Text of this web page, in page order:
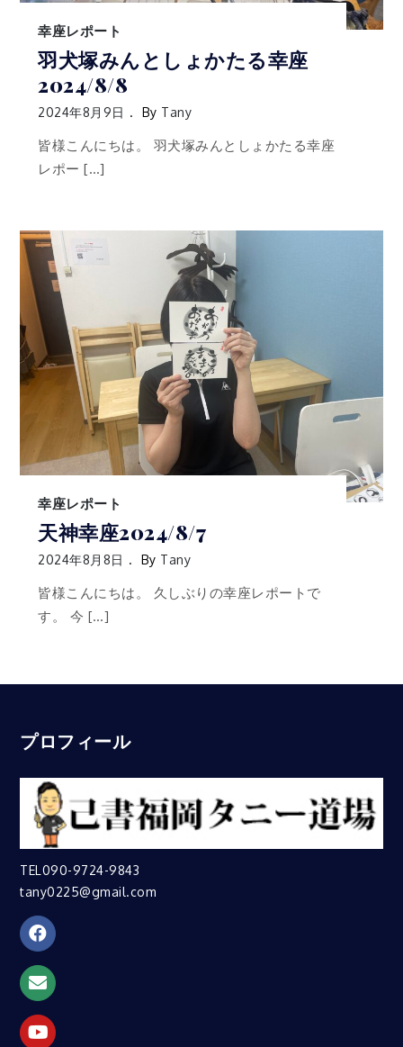
幸座レポート
羽犬塚みんとしょかたる幸座
2024/8/8
2024年8月9日 By Tany
皆様こんにちは。 羽犬塚みんとしょかたる幸座
レポー […]
幸座レポート
天神幸座2024/8/7
2024年8月8日 By Tany
皆様こんにちは。 久しぶりの幸座レポートで
す。 今 […]
プロフィール
TEL090-9724-9843
tany0225@gmail.com